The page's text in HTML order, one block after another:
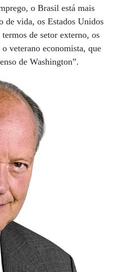
o Brasil está mais
de vida, os Estados Unidos
de setor externo, os
veterano economista, que
de Washington”.